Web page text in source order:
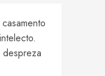
despreza